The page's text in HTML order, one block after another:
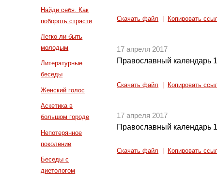
Найди себя. Как
побороть страсти
Легко ли быть
молодым
Литературные
беседы
Женский голос
Аскетика в
большом городе
Непотерянное
поколение
Беседы с
диетологом
Скачать файл Копировать
17 апреля 2017
Православный календарь
Скачать файл Копировать
17 апреля 2017
Православный календарь
Скачать файл Копировать